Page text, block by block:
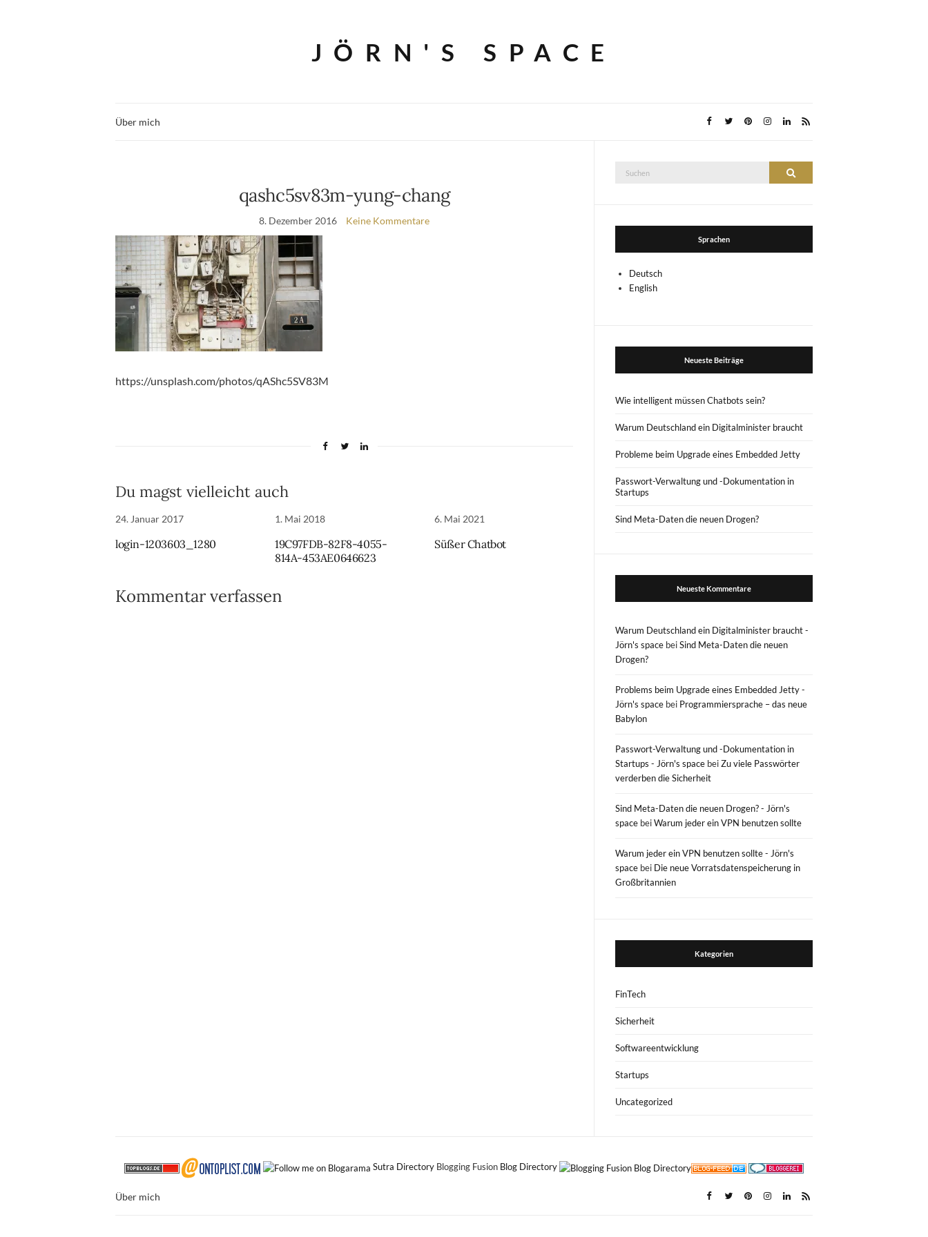
JÖRN'S SPACE
Über mich
qashc5sv83m-yung-chang
8. Dezember 2016 Keine Kommentare
https://unsplash.com/photos/qAShc5SV83M
Du magst vielleicht auch
24. Januar 2017
login-1203603_1280
1. Mai 2018
19C97FDB-82F8-4055-
814A-453AE0646623
6. Mai 2021
Süßer Chatbot
Kommentar verfassen
Suche
Suchen
Sprachen
Deutsch
English
Neueste Beiträge
Wie intelligent müssen Chatbots sein?
Warum Deutschland ein Digitalminister braucht
Probleme beim Upgrade eines Embedded Jetty
Passwort-Verwaltung und -Dokumentation in
Startups
Sind Meta-Daten die neuen Drogen?
Neueste Kommentare
Warum Deutschland ein Digitalminister braucht -
Jörn's space beiSind Meta-Daten die neuen
Drogen?
Problems beim Upgrade eines Embedded Jetty -
Jörn's space bei Programmiersprache – das neue
Babylon
Passwort-Verwaltung und -Dokumentation in
Startups - Jörn's space beiZu viele Passwörter
verderben die Sicherheit
Sind Meta-Daten die neuen Drogen? - Jörn's
space beiWarum jeder ein VPN benutzen sollte
Warum jeder ein VPN benutzen sollte - Jörn's
space bei Die neue Vorratsdatenspeicherung in
Großbritannien
Kategorien
FinTech
Sicherheit
Softwareentwicklung
Startups
Uncategorized
Sutra Directory Blogging Fusion Blog Directory
Über mich